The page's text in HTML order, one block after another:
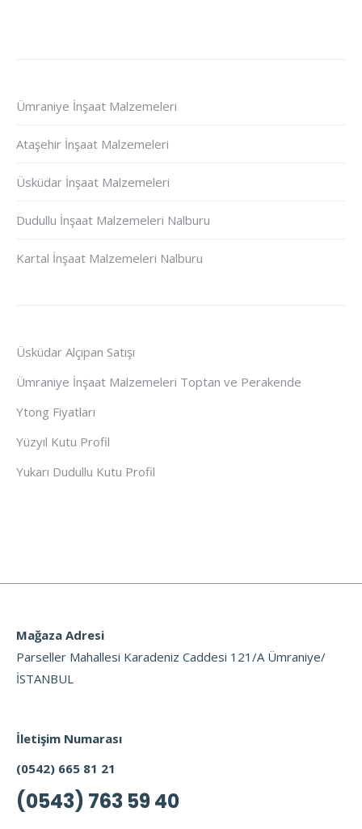
Ümraniye İnşaat Malzemeleri
Ataşehir İnşaat Malzemeleri
Üsküdar İnşaat Malzemeleri
Dudullu İnşaat Malzemeleri Nalburu
Kartal İnşaat Malzemeleri Nalburu
Üsküdar Alçıpan Satışı
Ümraniye İnşaat Malzemeleri Toptan ve Perakende
Ytong Fiyatları
Yüzyıl Kutu Profil
Yukarı Dudullu Kutu Profil
Mağaza Adresi
Parseller Mahallesi Karadeniz Caddesi 121/A Ümraniye/
İSTANBUL
İletişim Numarası
(0542) 665 81 21
(0543) 763 59 40